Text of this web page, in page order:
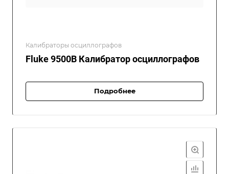
Калибраторы осциллографов
Fluke 9500B Калибратор осциллографов
Подробнее